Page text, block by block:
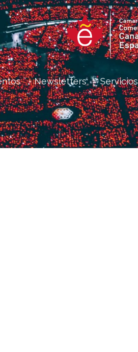
Newsletters Servicios